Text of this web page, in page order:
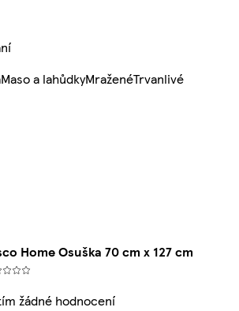
Maso a lahůdkyMraženéTrvanlivé
Home Osuška 70 cm x 127 cm
žádné hodnocení